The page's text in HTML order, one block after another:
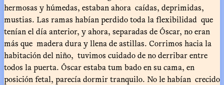
hermosas y húmedas, estaban ahora caídas, deprimidas,
mustias. Las ramas habían perdido toda la flexibilidad que
tenían el día anterior, y ahora, separadas de Óscar, no eran
más que madera dura y llena de astillas. Corrimos hacia la
habitación del niño, tuvimos cuidado de no derribar entre
todos la puerta. Óscar estaba tum bado en su cama, en
posición fetal, parecía dormir tranquilo. No le habían crecido